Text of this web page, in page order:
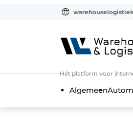
Hét platform voor
Algemeen